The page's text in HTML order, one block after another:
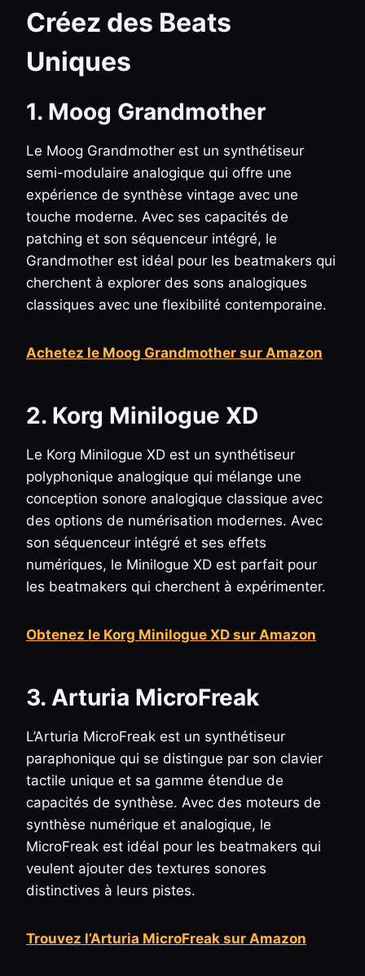
Créez des Beats
Uniques
1. Moog Grandmother
Le Moog Grandmother est un synthétiseur
semi-modulaire analogique qui offre une
expérience de synthèse vintage avec une
touche moderne. Avec ses capacités de
patching et son séquenceur intégré, le
Grandmother est idéal pour les beatmakers qui
cherchent à explorer des sons analogiques
classiques avec une flexibilité contemporaine.
Achetez le Moog Grandmother sur Amazon
2. Korg Minilogue XD
Le Korg Minilogue XD est un synthétiseur
polyphonique analogique qui mélange une
conception sonore analogique classique avec
des options de numérisation modernes. Avec
son séquenceur intégré et ses effets
numériques, le Minilogue XD est parfait pour
les beatmakers qui cherchent à expérimenter.
Obtenez le Korg Minilogue XD sur Amazon
3. Arturia MicroFreak
L’Arturia MicroFreak est un synthétiseur
paraphonique qui se distingue par son clavier
tactile unique et sa gamme étendue de
capacités de synthèse. Avec des moteurs de
synthèse numérique et analogique, le
MicroFreak est idéal pour les beatmakers qui
veulent ajouter des textures sonores
distinctives à leurs pistes.
Trouvez l’Arturia MicroFreak sur Amazon